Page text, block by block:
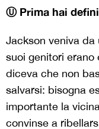
Ⓤ Prima hai
Jackson veniva da
suoi genitori erano
diceva che non
salvarsi: bisogna
importante la
convinse a